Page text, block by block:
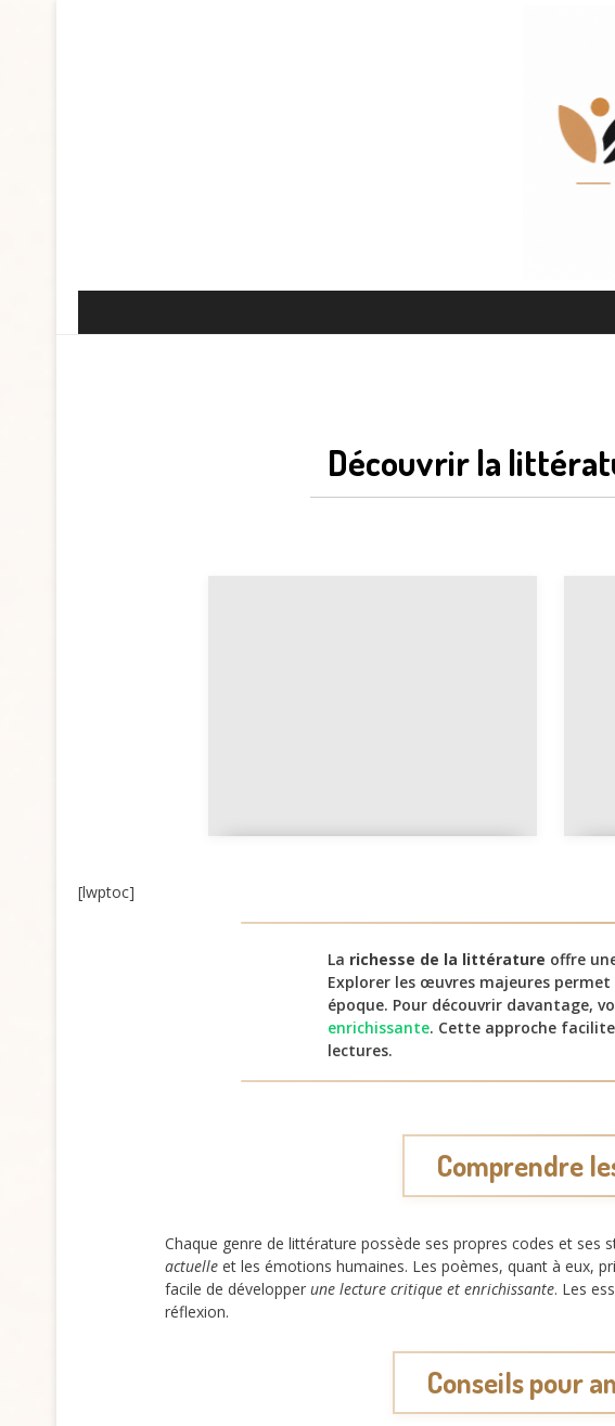
Découvrir la
simplement
[lwptoc]
La richesse de la littérature offre
Explorer les œuvres majeures
époque. Pour découvrir davantage,
enrichissante. Cette approche facilite
lectures.
Comprendre
Chaque genre de littérature possède ses propres codes et ses
actuelle et les émotions humaines. Les poèmes, quant à eux,
facile de développer une lecture critique et enrichissante. Les
réflexion.
Conseils pour